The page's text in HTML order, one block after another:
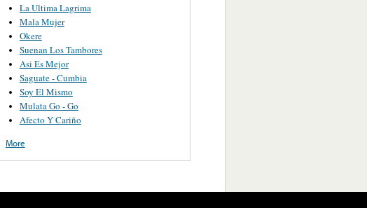
La Ultima Lagrima
Mala Mujer
Okere
Suenan Los Tambores
Asi Es Mejor
Saguate - Cumbia
Soy El Mismo
Mulata Go - Go
Afecto Y Cariño
More